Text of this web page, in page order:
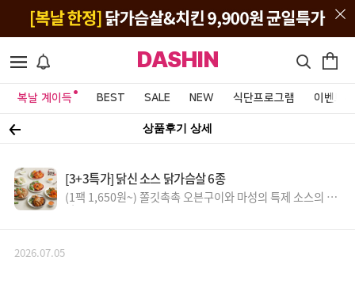
DASHIN
복날 계이득 BEST SALE NEW 식단프로그램 이벤트&
상품후기 상세
[3+3특가] 닭신 소스 닭가슴살 6종
(1팩 1,650원~) 쫄깃촉촉 오븐구이와 마성의 특제 소스의 만
남!
2026.07.05